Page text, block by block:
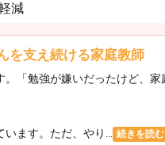
減
を支え続ける家庭教師
「勉強が嫌いだったけど、
ます。ただ、やり... 続きを読む